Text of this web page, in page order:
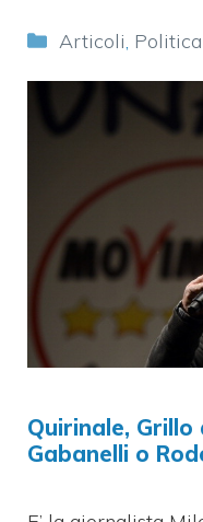
Categorie
Articoli, Politica
Quirinale,
Gabanelli o